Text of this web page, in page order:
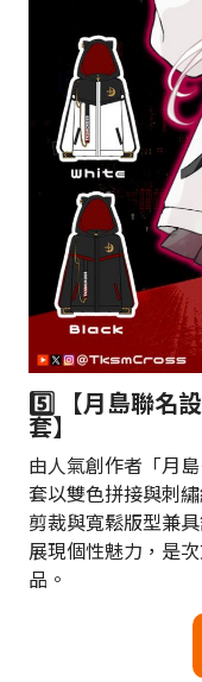
5️⃣ 【月島聯名
套】
由人氣創作者「月
套以雙色拼接與刺
剪裁與寬鬆版型兼
展現個性魅力，是
品。